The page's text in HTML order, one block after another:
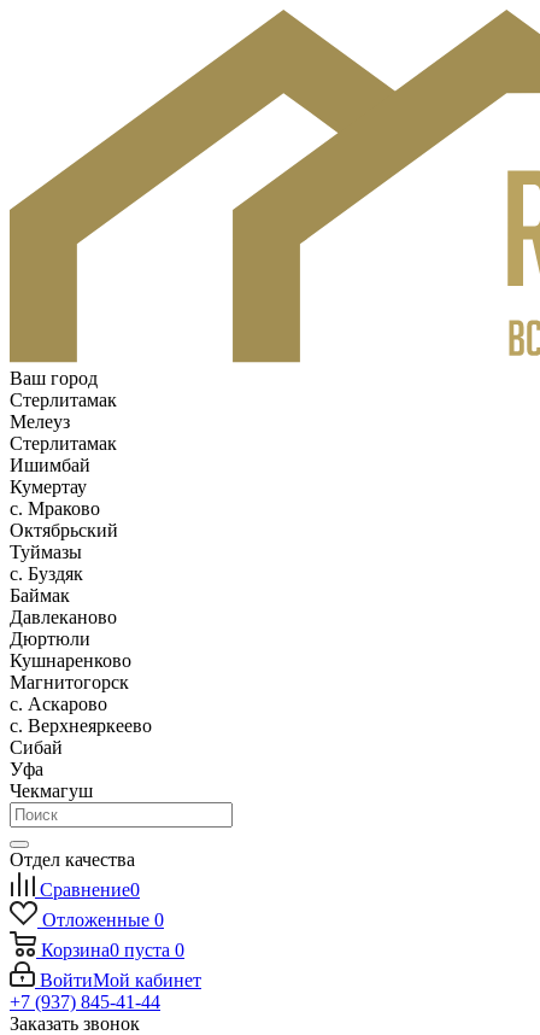
Ваш город
Стерлитамак
Мелеуз
Стерлитамак
Ишимбай
Кумертау
c. Мраково
Октябрьский
Туймазы
c. Буздяк
Баймак
Давлеканово
Дюртюли
Кушнаренково
Магнитогорск
с. Аскарово
с. Верхнеяркеево
Сибай
Уфа
Чекмагуш
Отдел качества
Сравнение0
Отложенные 0
Корзина0 пуста 0
ВойтиМой кабинет
+7 (937) 845-41-44
Заказать звонок